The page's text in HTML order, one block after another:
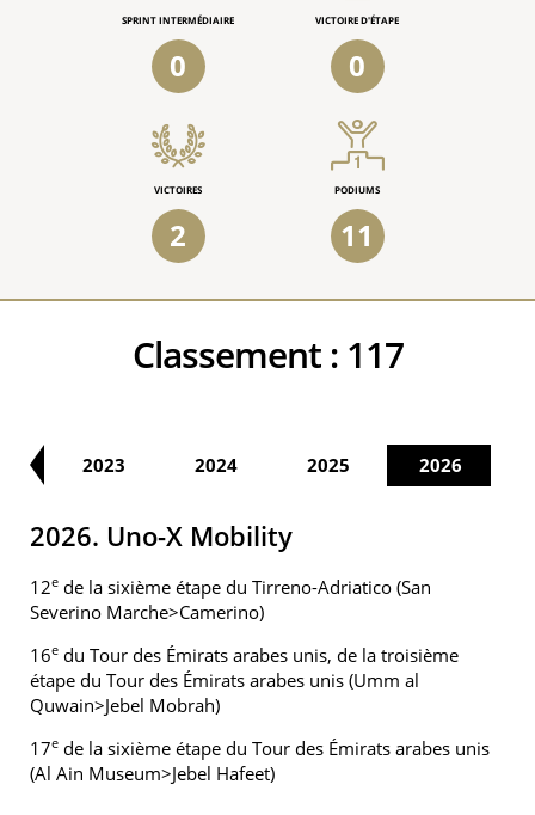
SPRINT INTERMÉDIAIRE
0
VICTOIRE D'ÉTAPE
0
VICTOIRES
2
PODIUMS
11
Classement : 117
2023 2024 2025 2026
2026. Uno-X Mobility
12e de la sixième étape du Tirreno-Adriatico (San
Severino Marche>Camerino)
16e du Tour des Émirats arabes unis, de la troisième
étape du Tour des Émirats arabes unis (Umm al
Quwain>Jebel Mobrah)
17e de la sixième étape du Tour des Émirats arabes unis
(Al Ain Museum>Jebel Hafeet)